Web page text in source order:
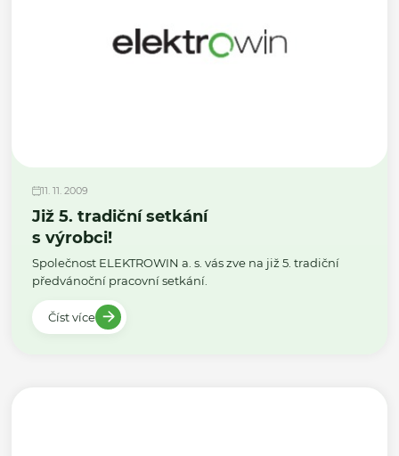
11. 11. 2009
Již 5. tradiční setkání
s výrobci!
Společnost ELEKTROWIN a. s. vás zve na již 5. tradiční
předvánoční pracovní setkání.
Číst více